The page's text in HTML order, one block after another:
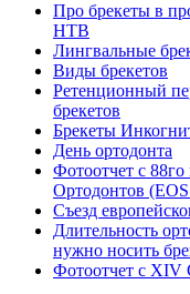
Про брекеты в
НТВ
Лингвальные
Виды брекетов
Ретенционный
брекетов
Брекеты
День ортодонта
Фотоотчет с
Ортодонтов
Съезд
Длительность
нужно носить
Фотоотчет с XIV